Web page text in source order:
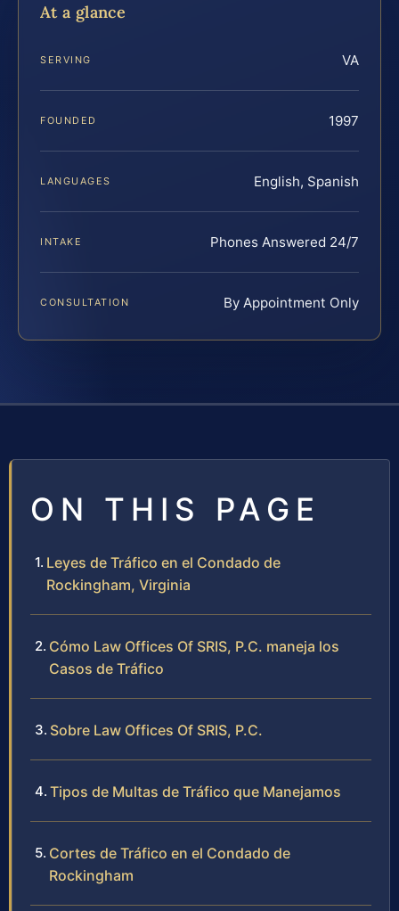
At a glance
SERVING VA
FOUNDED 1997
LANGUAGES English, Spanish
INTAKE Phones Answered 24/7
CONSULTATION By Appointment Only
ON THIS PAGE
Leyes de Tráfico en el Condado de
Rockingham, Virginia
Cómo Law Offices Of SRIS, P.C. maneja los
Casos de Tráfico
Sobre Law Offices Of SRIS, P.C.
Tipos de Multas de Tráfico que Manejamos
Cortes de Tráfico en el Condado de
Rockingham